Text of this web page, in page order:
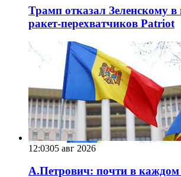
Трамп отказал Зеленскому в
ракет-перехватчиков Patriot
12:0305 авг 2026
А.Петрович: почти в